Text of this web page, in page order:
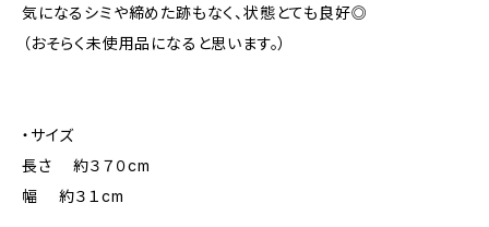
気になるシミや締めた跡もなく、状態とても良好◎
（おそらく未使用品になると思います。）
・サイズ
長さ 約３７０cm
幅 約３１cm